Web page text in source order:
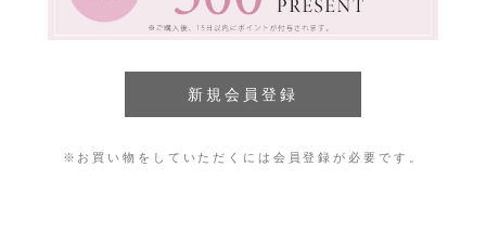
※お買い物をしていただくには会員登録が必要です。